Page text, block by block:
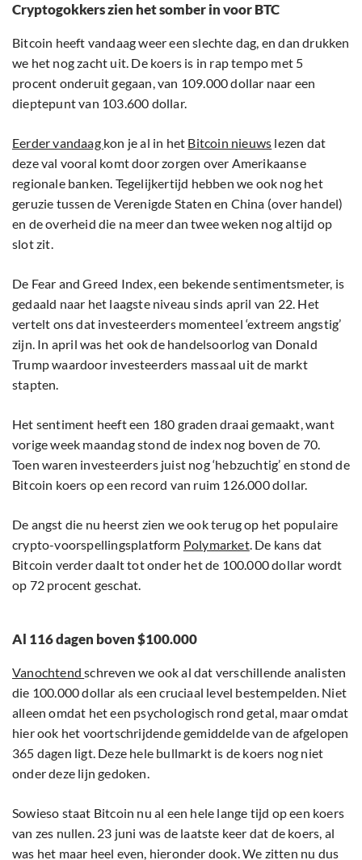
Cryptogokkers zien het somber in voor BTC
Bitcoin heeft vandaag weer een slechte dag, en dan drukken
we het nog zacht uit. De koers is in rap tempo met 5
procent onderuit gegaan, van 109.000 dollar naar een
dieptepunt van 103.600 dollar.
Eerder vandaag kon je al in het Bitcoin nieuws lezen dat
deze val vooral komt door zorgen over Amerikaanse
regionale banken. Tegelijkertijd hebben we ook nog het
geruzie tussen de Verenigde Staten en China (over handel)
en de overheid die na meer dan twee weken nog altijd op
slot zit.
De Fear and Greed Index, een bekende sentimentsmeter, is
gedaald naar het laagste niveau sinds april van 22. Het
vertelt ons dat investeerders momenteel ‘extreem angstig’
zijn. In april was het ook de handelsoorlog van Donald
Trump waardoor investeerders massaal uit de markt
stapten.
Het sentiment heeft een 180 graden draai gemaakt, want
vorige week maandag stond de index nog boven de 70.
Toen waren investeerders juist nog ‘hebzuchtig’ en stond de
Bitcoin koers op een record van ruim 126.000 dollar.
De angst die nu heerst zien we ook terug op het populaire
crypto-voorspellingsplatform Polymarket. De kans dat
Bitcoin verder daalt tot onder het de 100.000 dollar wordt
op 72 procent geschat.
Al 116 dagen boven $100.000
Vanochtendschreven we ook al dat verschillende analisten
die 100.000 dollar als een cruciaal level bestempelden. Niet
alleen omdat het een psychologisch rond getal, maar omdat
hier ook het voortschrijdende gemiddelde van de afgelopen
365 dagen ligt. Deze hele bullmarkt is de koers nog niet
onder deze lijn gedoken.
Sowieso staat Bitcoin nu al een hele lange tijd op een koers
van zes nullen. 23 juni was de laatste keer dat de koers, al
was het maar heel even, hieronder dook. We zitten nu dus